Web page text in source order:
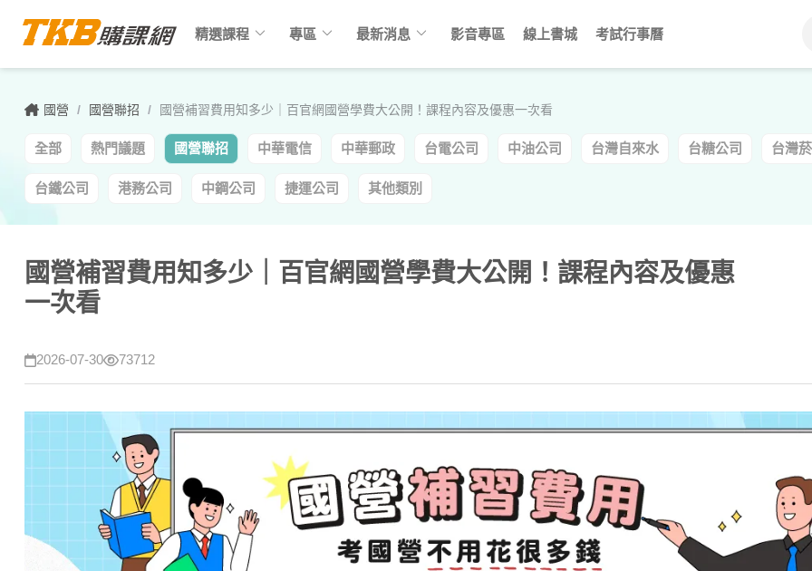
國營 / 國營聯招 / 國營補習費用知多少｜百官網國營學費大公開！課程內容及優惠一次看
全部 熱門議題 國營聯招 中華電信 中華郵政 台電公司 中油公司 台灣自來水 台糖公司 台灣
台鐵公司 港務公司 中鋼公司 捷運公司 其他類別
國營補習費用知多少｜百官網國營學費大公開！課程內容及優惠
一次看
2026-07-30 73712
精選課程 keyboard_arrow_down 專區 keyboard_arrow_down 最新消息 keyboard_arrow_down 影音專區 線上書城 考試行事曆